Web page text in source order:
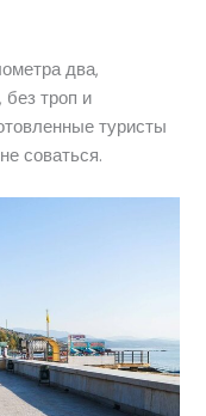
два,
троп и
туристы
соваться.